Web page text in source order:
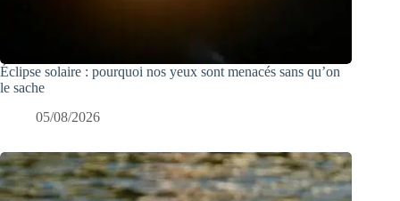
Éclipse solaire : pourquoi nos yeux sont menacés sans qu’on
le sache
05/08/2026